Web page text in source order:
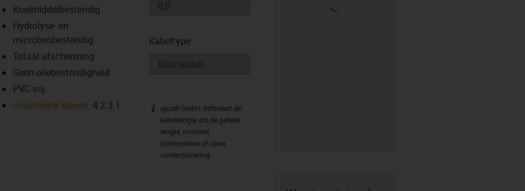
Koelmiddelbestendig
Hydrolyse- en
microbenbestendig
Totaal afscherming
Geen oliebestendigheid
PVC-vrij
chainflex® klasse: 4.2.3.1
Kabeltype
igus-icon-info
igus® GmbH definieert de
kabellengte als de gehele
lengte, inclusief
connectoren of open
confectionering.